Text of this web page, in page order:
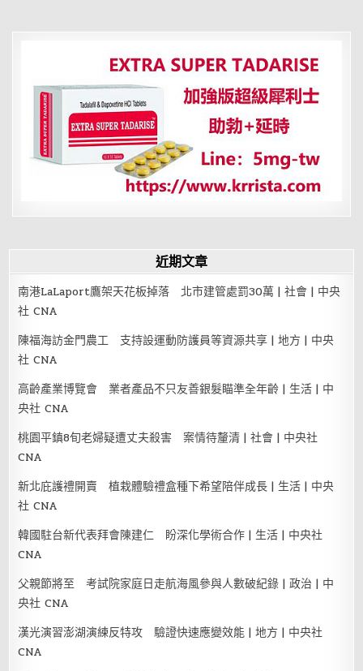
你
富
貴
發
達
近期文章
南港LaLaport鷹架天花板掉落 北市建管處罰30萬 | 社會 | 中央
社 CNA
陳福海訪金門農工 支持設運動防護員等資源共享 | 地方 | 中央
社 CNA
高齡產業博覽會 業者產品不只友善銀髮瞄準全年齡 | 生活 | 中
央社 CNA
桃園平鎮8旬老婦疑遭丈夫殺害 案情待釐清 | 社會 | 中央社
CNA
新北庇護禮開賣 植栽體驗禮盒種下希望陪伴成長 | 生活 | 中央
社 CNA
韓國駐台新代表拜會陳建仁 盼深化學術合作 | 生活 | 中央社
CNA
父親節將至 考試院家庭日走航海風參與人數破紀錄 | 政治 | 中
央社 CNA
漢光演習澎湖演練反特攻 驗證快速應變效能 | 地方 | 中央社
CNA